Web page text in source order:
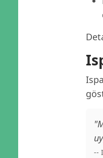
--